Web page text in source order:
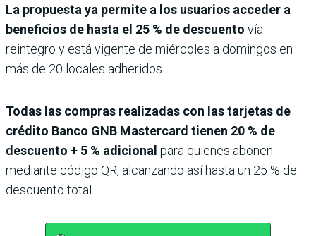
La propuesta ya permite a los usuarios acceder a
beneficios de hasta el 25 % de descuento vía
reintegro y está vigente de miércoles a domingos en
más de 20 locales adheridos.
Todas las compras realizadas con las tarjetas de
crédito Banco GNB Mastercard tienen 20 % de
descuento + 5 % adicional para quienes abonen
mediante código QR, alcanzando así hasta un 25 % de
descuento total.